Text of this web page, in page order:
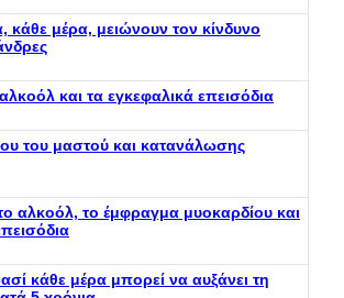
μέρα, μειώνουν τον κίνδυνο
και τα εγκεφαλικά επεισόδια
του μαστού και κατανάλωσης
αλκοόλ, το έμφραγμα μυοκαρδίου και
κάθε μέρα μπορεί να αυξάνει τη